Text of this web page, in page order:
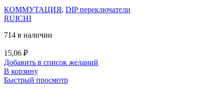
КОММУТАЦИЯ, DIP переключатели
RUICHI
714 в наличии
15,06 ₽
Добавить в список желаний
В корзину
Быстрый просмотр